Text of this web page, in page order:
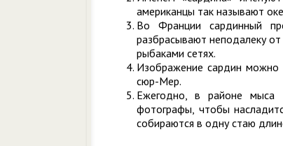
американцы так называют
Во Франции сардинный
разбрасывают неподалеку от
рыбаками сетях.
Изображение сардин можно
сюр-Мер.
Ежегодно, в районе мыса
фотографы, чтобы
собираются в одну стаю